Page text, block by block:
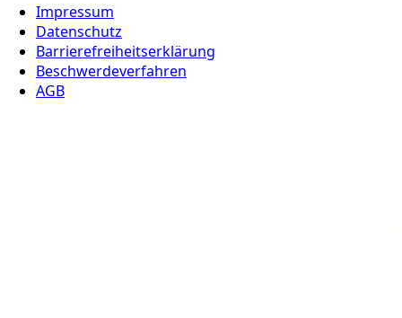
Impressum
Datenschutz
Barrierefreiheitserklärung
Beschwerdeverfahren
AGB